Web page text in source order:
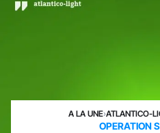
A LA UNE›ATLANTICO-
OPERATION